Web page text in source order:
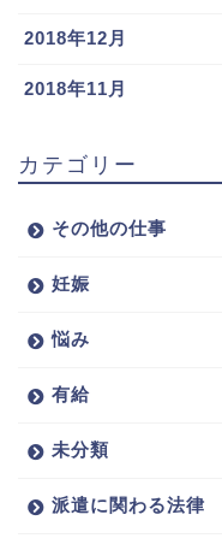
2018年12月
2018年11月
カテゴリー
その他の仕事
妊娠
悩み
有給
未分類
派遣に関わる法律